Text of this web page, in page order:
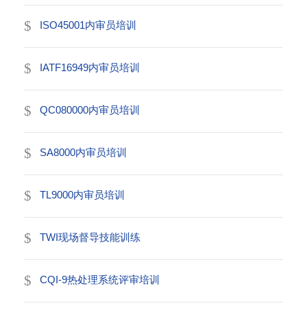
ISO45001内审员培训
IATF16949内审员培训
QC080000内审员培训
SA8000内审员培训
TL9000内审员培训
TWI现场督导技能训练
CQI-9热处理系统评审培训